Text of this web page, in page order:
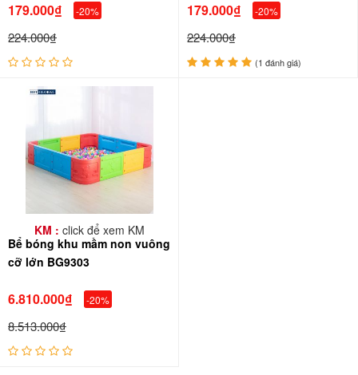
179.000₫ -20%
224.000₫
179.000₫ -20%
224.000₫
(1 đánh giá)
KM : click để xem KM
Bể bóng khu mầm non vuông
cỡ lớn BG9303
6.810.000₫ -20%
8.513.000₫